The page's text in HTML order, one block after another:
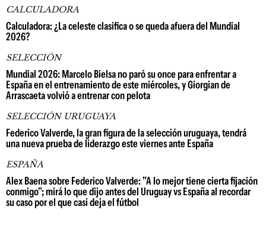
CALCULADORA
Calculadora: ¿La celeste clasifica o se queda afuera del Mundial
2026?
SELECCIÓN
Mundial 2026: Marcelo Bielsa no paró su once para enfrentar a
España en el entrenamiento de este miércoles, y Giorgian de
Arrascaeta volvió a entrenar con pelota
SELECCIÓN URUGUAYA
Federico Valverde, la gran figura de la selección uruguaya, tendrá
una nueva prueba de liderazgo este viernes ante España
ESPAÑA
Alex Baena sobre Federico Valverde: "A lo mejor tiene cierta fijación
conmigo"; mirá lo que dijo antes del Uruguay vs España al recordar
su caso por el que casi deja el fútbol